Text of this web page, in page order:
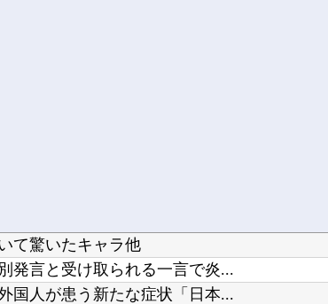
て驚いたキャラ他
発言と受け取られる一言で炎...
国人が患う新たな症状「日本...